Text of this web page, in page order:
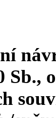
Sb.,